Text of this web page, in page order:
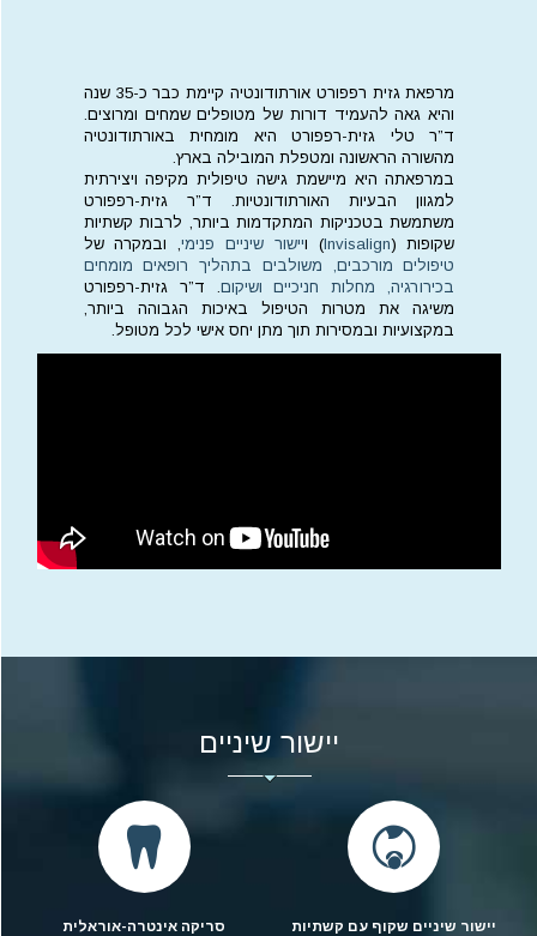
מרפאת גזית רפפורט אורתודונטיה קיימת כבר כ-35 שנה
והיא גאה להעמיד דורות של מטופלים שמחים ומרוצים.
ד”ר טלי גזית-רפפורט היא מומחית באורתודונטיה
מהשורה הראשונה ומטפלת המובילה בארץ.
במרפאתה היא מיישמת גישה טיפולית מקיפה ויצירתית
למגוון הבעיות האורתודונטיות. ד”ר גזית-רפפורט
משתמשת בטכניקות המתקדמות ביותר, לרבות קשתיות
שקופות (Invisalign) ויישור שיניים פנימי, ובמקרה של
טיפולים מורכבים, משולבים בתהליך רופאים מומחים
בכירורגיה, מחלות חניכיים ושיקום. ד”ר גזית-רפפורט
משיגה את מטרות הטיפול באיכות הגבוהה ביותר,
במקצועיות ובמסירות תוך מתן יחס אישי לכל מטופל.
יישור שיניים
יישור שיניים שקוף עם קשתיות
סריקה אינטרה-אוראלית